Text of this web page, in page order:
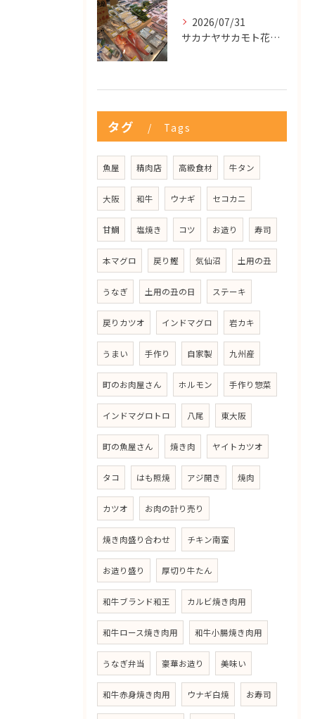
2026/07/31
サカナヤサカモト花園店
タグ Tags
魚屋 精肉店 高級食材 牛タン
大阪 和牛 ウナギ セコカニ
甘鯛 塩焼き コツ お造り 寿司
本マグロ 戻り鰹 気仙沼 土用の丑
うなぎ 土用の丑の日 ステーキ
戻りカツオ インドマグロ 岩カキ
うまい 手作り 自家製 九州産
町のお肉屋さん ホルモン 手作り惣菜
インドマグロトロ 八尾 東大阪
町の魚屋さん 焼き肉 ヤイトカツオ
タコ はも照焼 アジ開き 焼肉
カツオ お肉の計り売り
焼き肉盛り合わせ チキン南蛮
お造り盛り 厚切り牛たん
和牛ブランド和王 カルビ焼き肉用
和牛ロース焼き肉用 和牛小腸焼き肉用
うなぎ弁当 豪華お造り 美味い
和牛赤身焼き肉用 ウナギ白焼 お寿司